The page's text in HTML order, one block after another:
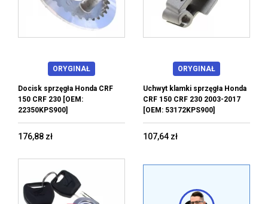
ORYGINAŁ
Docisk sprzęgła Honda CRF
150 CRF 230 [OEM:
22350KPS900]
176,88 zł
ORYGINAŁ
Uchwyt klamki sprzęgła Honda
CRF 150 CRF 230 2003-2017
[OEM: 53172KPS900]
107,64 zł